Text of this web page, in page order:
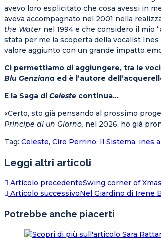
avevo loro esplicitato che cosa avessi in
aveva accompagnato nel 2001 nella
the Water nel 1994 e che considero il mio
stata per me la scoperta della vocalist
valore aggiunto con un grande impatto
Ci permettiamo di aggiungere, tra le
Blu Genziana ed è l’autore
E la Saga di Celeste continua…
«Certo, sto già pensando al prossimo
Principe di un Giorno, nel 2026, ho già
Tag: Celeste, Ciro Perrino, Il Sistema, ines
Leggi altri articoli
Articolo precedenteSwing corner of
Articolo successivoNel Giardino di Irene
Potrebbe anche piacerti